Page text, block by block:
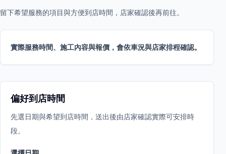
留下希望服務的項目與方便到店時間，店家確認後再前往。
實際服務時間、施工內容與報價，會依車況與店家排程確認。
偏好到店時間
先選日期與希望到店時間，送出後由店家確認實際可安排時
段。